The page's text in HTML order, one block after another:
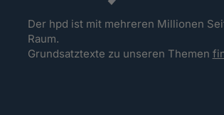
Der hpd ist mit mehreren Millionen
Raum.
Grundsatztexte zu unseren Themen